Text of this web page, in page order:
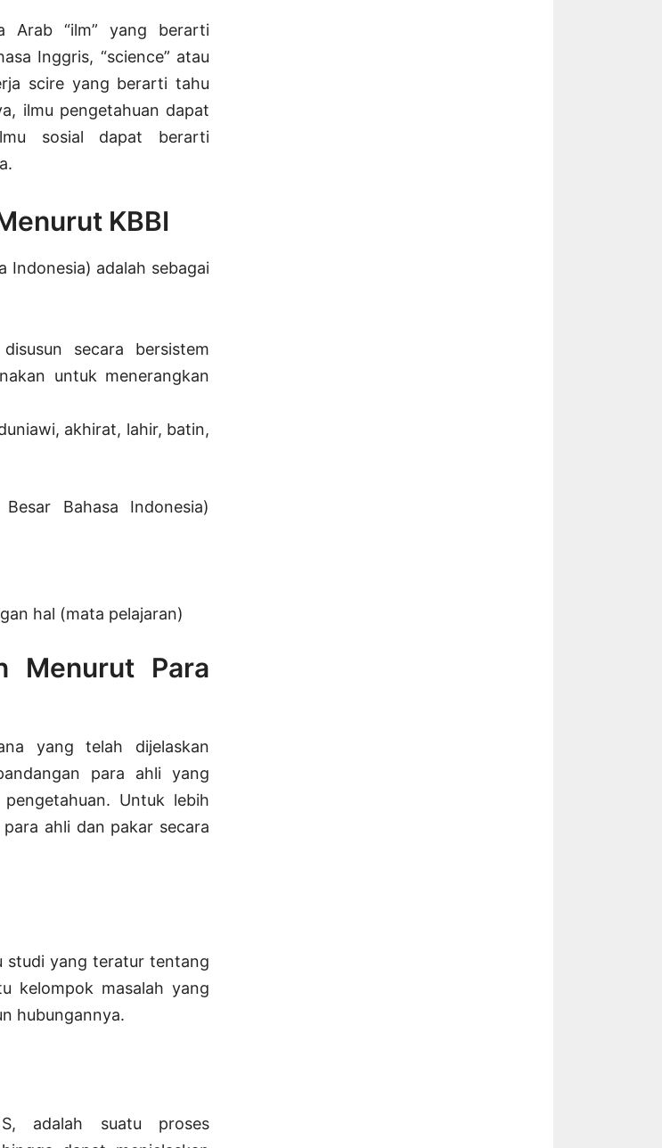
Arab “ilm” yang berarti
Inggris, “science” atau
scire yang berarti tahu
ilmu pengetahuan dapat
sosial dapat berarti
KBBI
Indonesia) adalah sebagai
secara bersistem
untuk menerangkan
akhirat, lahir, batin,
Bahasa Indonesia)
hal (mata pelajaran)
Menurut Para
yang telah dijelaskan
para ahli yang
Untuk lebih
ahli dan pakar secara
studi yang teratur tentang
kelompok masalah yang
hubungannya.
adalah suatu proses